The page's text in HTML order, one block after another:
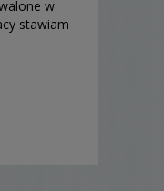
w
stawiam